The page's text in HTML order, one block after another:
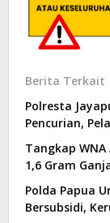
Berita Terkait
Polresta
Pencurian,
Tangkap WNA
1,6 Gram
Polda Papua
Bersubsidi,